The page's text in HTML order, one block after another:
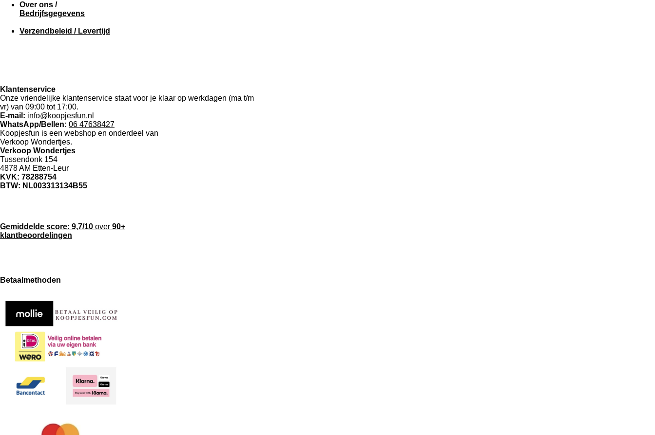
Over ons /
Bedrijfsgegevens
Verzendbeleid / Levertijd
Klantenservice
Onze vriendelijke klantenservice staat voor je klaar op werkdagen (ma t/m
vr) van 09:00 tot 17:00.
E-mail: info@koopjesfun.nl
WhatsApp/Bellen: 06 47638427
Koopjesfun is een webshop en onderdeel van
Verkoop Wondertjes.
Verkoop Wondertjes
Tussendonk 154
4878 AM Etten-Leur
KVK: 78288754
BTW: NL003313134B55
Gemiddelde score: 9,7/10 over 90+
klantbeoordelingen
c
b
k
a
s
A
p
Betaalmethoden